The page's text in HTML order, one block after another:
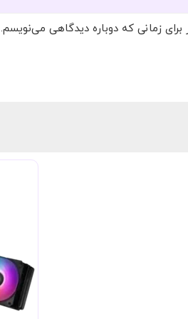
زمانی که دوباره دیدگاهی می‌نویسم.